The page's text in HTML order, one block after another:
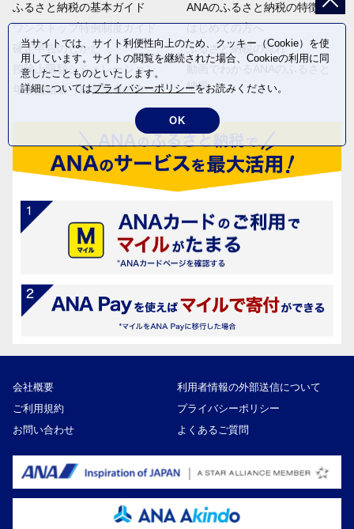
ふるさと納税の基本ガイド
ワンストップ特例制度ガイド
確定申告のしかた
控除上限額シミュレーション
年金受給者・自営業者の方へ
ANAのふるさと納税の特徴
はじめての方へ
ふるさと納税の流れ
納税
会社概要
利用者情報の外部送信について
ご利用規約
プライバシーポリシー
お問い合わせ
よくあるご質問
当サイトでは、サイト利便性向上のため、クッキー（Cookie）を使
用しています。サイトの閲覧を継続された場合、Cookieの利用に同
意したことものといたします。
詳細についてはプライバシーポリシーをお読みください。
OK